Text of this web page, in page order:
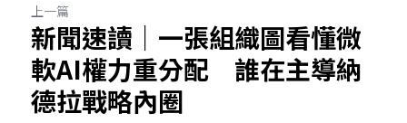
上一篇
新聞速讀｜一張組織圖看懂微
軟AI權力重分配 誰在主導納
德拉戰略內圈